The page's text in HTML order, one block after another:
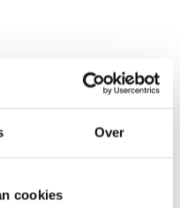
Over
cookies